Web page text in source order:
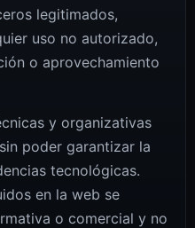
legitimados,
uso no autorizado,
o aprovechamiento
y organizativas
poder garantizar la
tecnológicas.
en la web se
o comercial y no